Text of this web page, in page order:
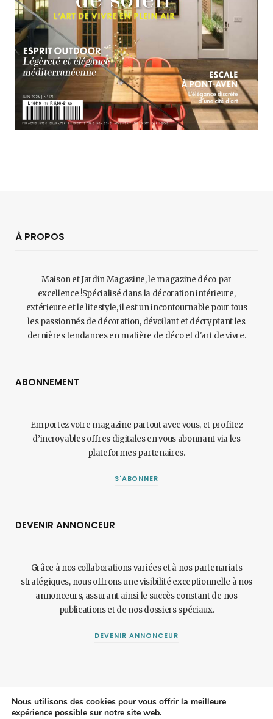
À PROPOS
Maison et Jardin Magazine, le magazine déco par
excellence !Spécialisé dans la décoration intérieure,
extérieure et le lifestyle, il est un incontournable pour tous
les passionnés de décoration, dévoilant et décryptant les
dernières tendances en matière de déco et d'art de vivre.
ABONNEMENT
Emportez votre magazine partout avec vous, et profitez
d’incroyables offres digitales en vous abonnant via les
plateformes partenaires.
S'ABONNER
DEVENIR ANNONCEUR
Grâce à nos collaborations variées et à nos partenariats
stratégiques, nous offrons une visibilité exceptionnelle à nos
annonceurs, assurant ainsi le succès constant de nos
publications et de nos dossiers spéciaux.
DEVENIR ANNONCEUR
Nous utilisons des cookies pour vous offrir la meilleure
expérience possible sur notre site web.